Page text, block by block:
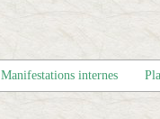
Manifestations internes